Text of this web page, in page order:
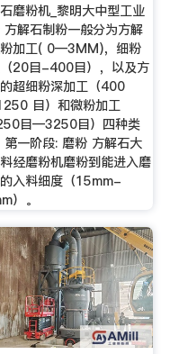
磨粉机_黎明大中型工业
方解石制粉一般分为方解
加工( 0—3MM)，细粉
20目-400目），以及方
超细粉深加工（400
目）和微粉加工
目—3250目）四种类
第一阶段: 磨粉 方解石大
经磨粉机磨粉到能进入磨
入料细度（15mm-
）。